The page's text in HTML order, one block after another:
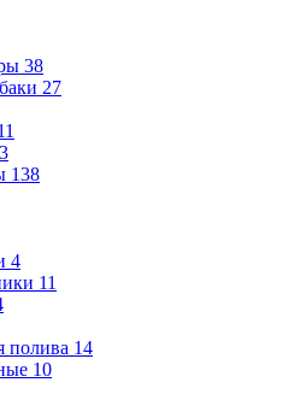
38
27
3
138
4
11
полива 14
10